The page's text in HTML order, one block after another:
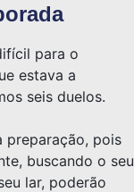
para o
estava a
seis duelos.
preparação, pois
buscando o seu
lar, poderão